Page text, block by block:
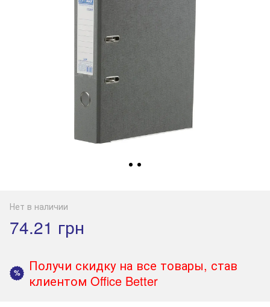
Нет в наличии
74.21 грн
%
Получи скидку на все товары, став
клиентом Office Better